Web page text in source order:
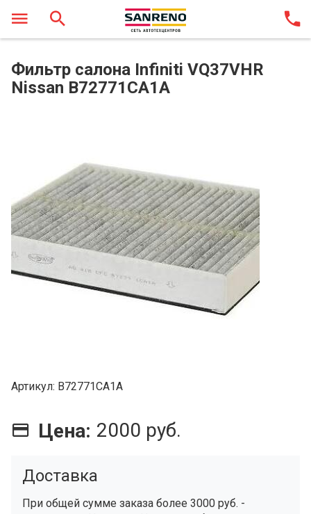
Фильтр салона Infiniti VQ37VHR
Nissan B72771CA1A
Артикул B72771CA1A
Цена: 2000 руб.
Доставка
При общей сумме заказа более 3000 руб. -